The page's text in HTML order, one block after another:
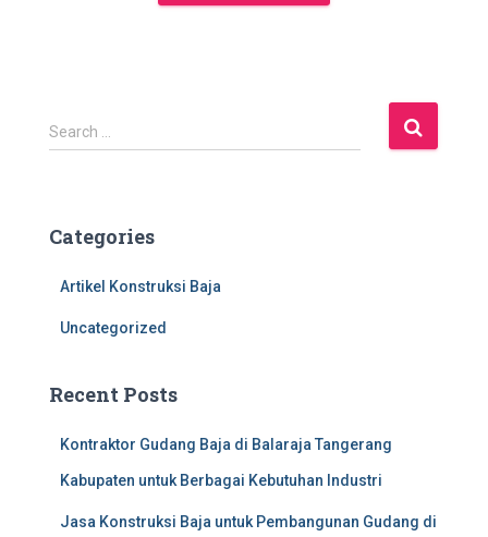
S
e
h
Search …
Categories
Artikel Konstruksi Baja
Uncategorized
Recent Posts
Kontraktor Gudang Baja di Balaraja Tangerang
Kabupaten untuk Berbagai Kebutuhan Industri
Jasa Konstruksi Baja untuk Pembangunan Gudang di